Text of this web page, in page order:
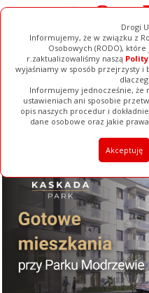
Drogi
Informujemy, że w związku z
Osobowych (RODO),
r.zaktualizowaliśmy naszą
wyjaśniamy w sposób przejrzysty
Informujemy jednocześnie, że
ustawieniach ani sposobie
opis naszych procedur i
dane osobowe oraz jakie
Akceptuję
Ogłoszenia Filmy